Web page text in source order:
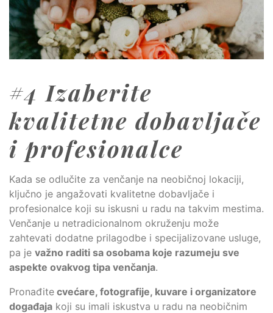
#4 Izaberite
kvalitetne dobavljače
i profesionalce
Kada se odlučite za venčanje na neobičnoj lokaciji,
ključno je angažovati kvalitetne dobavljače i
profesionalce koji su iskusni u radu na takvim mestima.
Venčanje u netradicionalnom okruženju može
zahtevati dodatne prilagodbe i specijalizovane usluge,
pa je važno raditi sa osobama koje razumeju sve
aspekte ovakvog tipa venčanja.
Pronađite cvećare, fotografije, kuvare i organizatore
događaja koji su imali iskustva u radu na neobičnim